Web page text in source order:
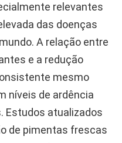
relevantes
das doenças
A relação entre
e a redução
mesmo
níveis de ardência
Estudos atualizados
de pimentas frescas